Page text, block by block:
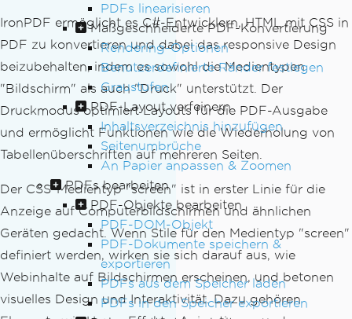
PDFs linearisieren
Maßgeschneiderte PDF-Konvertierung
Rendering-Optionen
Benutzerdefinierte Ränder festlegen
Graustufen
PDF-Layout verfeinern
Inhaltsverzeichnis hinzufügen.
Seitenumbrüche
An Papier anpassen & Zoomen
PDFs bearbeiten
PDF-Objekte bearbeiten
PDF-DOM-Objekt
PDF-Dokumente speichern &
exportieren
PDFs aus dem Speicher laden
PDFs in den Speicher exportieren
IronPDF ermöglicht es C#-Entwicklern, HTML mit CSS in
PDF zu konvertieren und dabei das responsive Design
beizubehalten, indem es sowohl die Medientypen
"Bildschirm" als auch "Druck" unterstützt. Der
Druckmodus optimiert Layouts für die PDF-Ausgabe
und ermöglicht Funktionen wie die Wiederholung von
Tabellenüberschriften auf mehreren Seiten.
Der CSS-Medientyp "screen" ist in erster Linie für die
Anzeige auf Computerbildschirmen und ähnlichen
Geräten gedacht. Wenn Stile für den Medientyp "screen"
definiert werden, wirken sie sich darauf aus, wie
Webinhalte auf Bildschirmen erscheinen, und betonen
visuelles Design und Interaktivität. Dazu gehören